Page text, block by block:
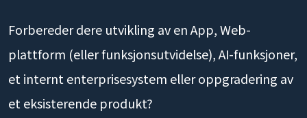
Forbereder dere utvikling av en App, Web-
plattform (eller funksjonsutvidelse), AI-funksjoner,
et internt enterprisesystem eller oppgradering av
et eksisterende produkt?